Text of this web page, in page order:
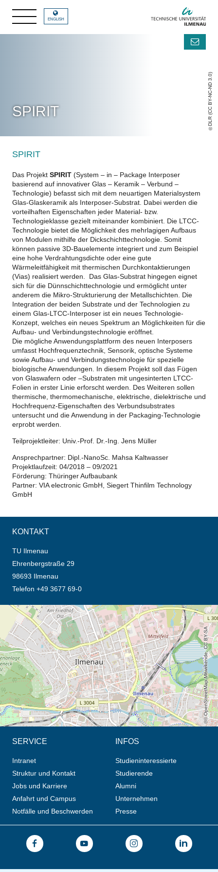
DLR (CC BY-NC-ND 3.0)
ENGLISH
SPIRIT
SPIRIT
Das Projekt SPIRIT (System – in – Package Interposer
basierend auf innovativer Glas – Keramik – Verbund –
Technologie) befasst sich mit dem neuartigen Materialsystem
Glas-Glaskeramik als Interposer-Substrat. Dabei werden die
vorteilhaften Eigenschaften jeder Material- bzw.
Technologieklasse gezielt miteinander kombiniert. Die LTCC-
Technologie bietet die Möglichkeit des mehrlagigen Aufbaus
von Modulen mithilfe der Dickschichttechnologie. Somit
können passive 3D-Bauelemente integriert und zum Beispiel
eine hohe Verdrahtungsdichte oder eine gute
Wärmeleitfähigkeit mit thermischen Durchkontaktierungen
(Vias) realisiert werden. Das Glas-Substrat hingegen eignet
sich für die Dünnschichttechnologie und ermöglicht unter
anderem die Mikro-Strukturierung der Metallschichten. Die
Integration der beiden Substrate und der Technologien zu
einem Glas-LTCC-Interposer ist ein neues Technologie-
Konzept, welches ein neues Spektrum an Möglichkeiten für die
Aufbau- und Verbindungstechnologie eröffnet.
Die mögliche Anwendungsplattform des neuen Interposers
umfasst Hochfrequenztechnik, Sensorik, optische Systeme
sowie Aufbau- und Verbindungstechnologie für spezielle
biologische Anwendungen. In diesem Projekt soll das Fügen
von Glaswafern oder –Substraten mit ungesinterten LTCC-
Folien in erster Linie erforscht werden. Des Weiteren sollen
thermische, thermomechanische, elektrische, dielektrische und
Hochfrequenz-Eigenschaften des Verbundsubstrates
untersucht und die Anwendung in der Packaging-Technologie
erprobt werden.
Teilprojektleiter: Univ.-Prof. Dr.-Ing. Jens Müller
Ansprechpartner: Dipl.-NanoSc. Mahsa Kaltwasser
Projektlaufzeit: 04/2018 – 09/2021
Förderung: Thüringer Aufbaubank
Partner: VIA electronic GmbH, Siegert Thinfilm Technology
GmbH
KONTAKT
TU Ilmenau
Ehrenbergstraße 29
98693 Ilmenau
Telefon +49 3677 69-0
Öffnet die Anfahrtsbeschreibung in neuem Tab (Karte)
© OpenStreetMap-Mitwirkende, CC BY-SA
SERVICE
Intranet
Struktur und Kontakt
Jobs und Karriere
Anfahrt und Campus
Notfälle und Beschwerden
INFOS
Studieninteressierte
Studierende
Alumni
Unternehmen
Presse